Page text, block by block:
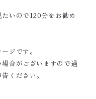
いので120分をお勧め
ジです。
合がございますので過
ください。